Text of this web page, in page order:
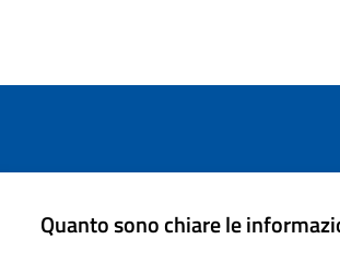
Quanto sono chiare le